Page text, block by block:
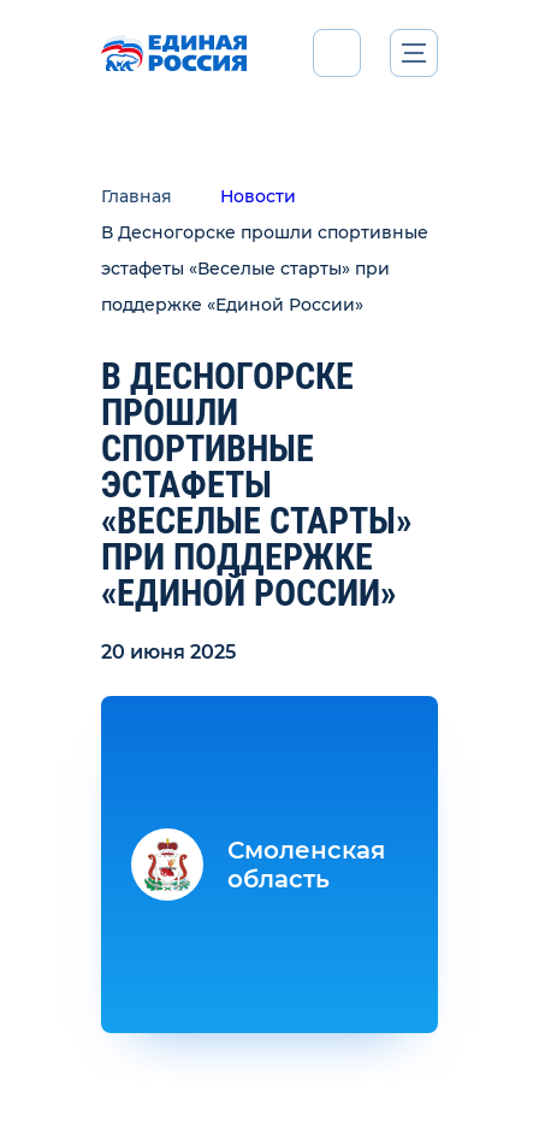
Главная
Новости
В Десногорске прошли спортивные
эстафеты «Веселые старты» при
поддержке «Единой России»
В ДЕСНОГОРСКЕ
ПРОШЛИ
СПОРТИВНЫЕ
ЭСТАФЕТЫ
«ВЕСЕЛЫЕ СТАРТЫ»
ПРИ ПОДДЕРЖКЕ
«ЕДИНОЙ РОССИИ»
20 июня 2025
Смоленская
область